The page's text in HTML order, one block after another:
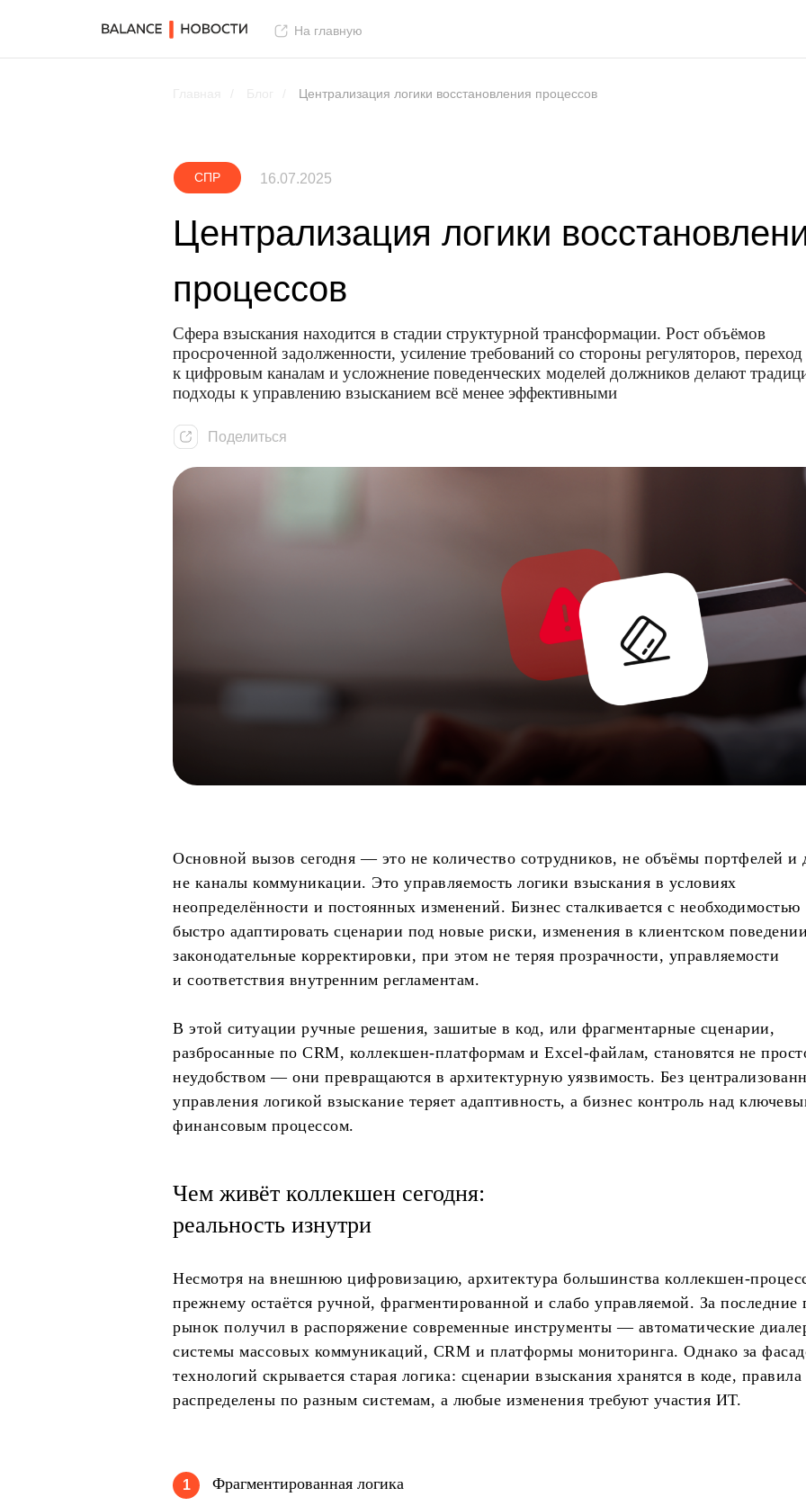
На главную
Централизация логики восстановления процессов
СПР 16.07.2025
Централизация логики
процессов
Сфера взыскания находится в стадии структурной трансформации. Рост объёмов
просроченной задолженности, усиление требований со стороны регуляторов, переход
к цифровым каналам и усложнение поведенческих моделей должников делают
подходы к управлению взысканием всё менее эффективными
Поделиться
Основной вызов сегодня — это не количество сотрудников, не объёмы портфелей и
не каналы коммуникации. Это управляемость логики взыскания в условиях
неопределённости и постоянных изменений. Бизнес сталкивается с необходимостью
быстро адаптировать сценарии под новые риски, изменения в клиентском
законодательные корректировки, при этом не теряя прозрачности, управляемости
и соответствия внутренним регламентам.
В этой ситуации ручные решения, зашитые в код, или фрагментарные сценарии,
разбросанные по CRM, коллекшен-платформам и Excel-файлам, становятся не
неудобством — они превращаются в архитектурную уязвимость. Без
управления логикой взыскание теряет адаптивность, а бизнес контроль над
финансовым процессом.
Чем живёт коллекшен сегодня:
реальность изнутри
Несмотря на внешнюю цифровизацию, архитектура большинства коллекшен-
прежнему остаётся ручной, фрагментированной и слабо управляемой. За последние
рынок получил в распоряжение современные инструменты — автоматические
системы массовых коммуникаций, CRM и платформы мониторинга. Однако за
технологий скрывается старая логика: сценарии взыскания хранятся в коде, правила
распределены по разным системам, а любые изменения требуют участия ИТ.
1 Фрагментированная логика